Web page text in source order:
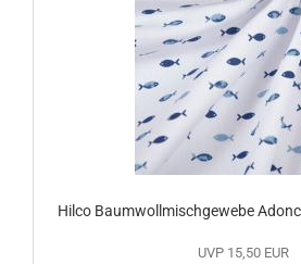
Hilco Baumwollmischgewebe
UVP 15,50 EUR